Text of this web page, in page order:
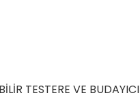
TESTERE VE BUDAYICI